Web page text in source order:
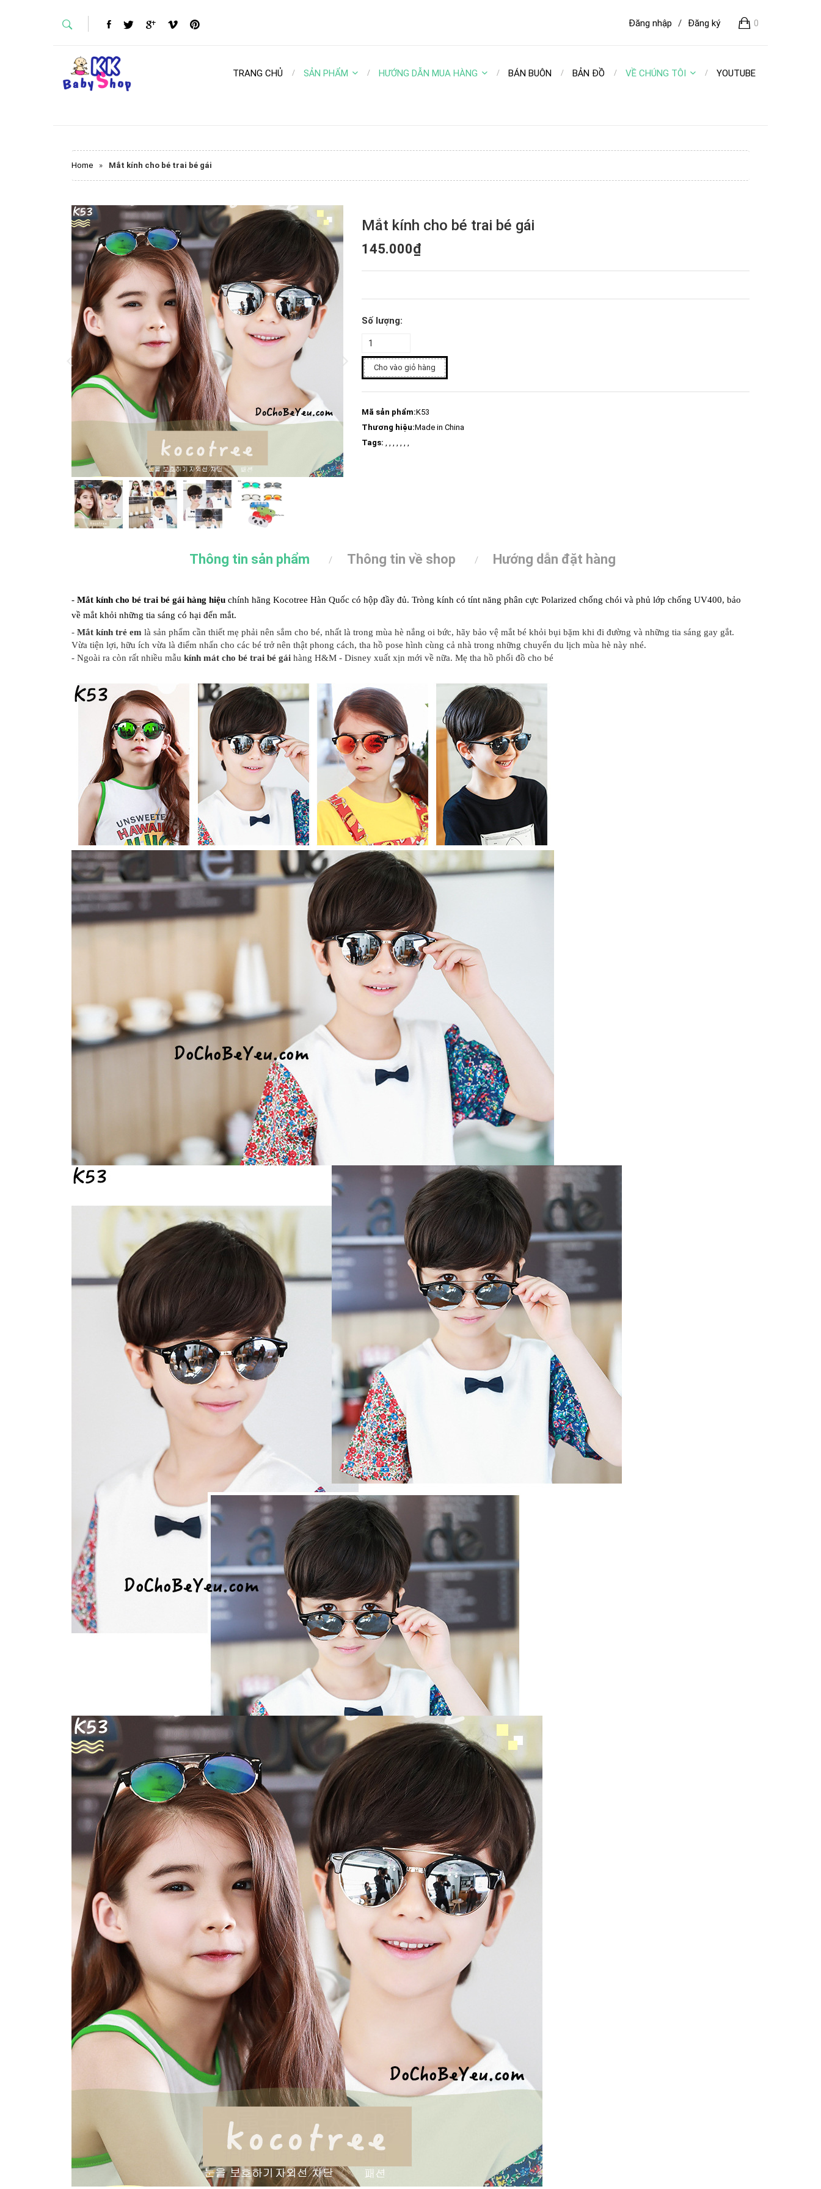
0
Đăng ký
/
Đăng nhập
TRANG CHỦ SẢN PHẨM HƯỚNG DẪN MUA HÀNG BÁN BUÔN BẢN ĐỒ VỀ CHÚNG TÔI YOUTUBE
Home » Mắt kính cho bé trai bé gái
Mắt kính cho bé trai bé gái
145.000₫
Số lượng:
Cho vào giỏ hàng
Mã sản phẩm:K53
Thương hiệu:Made in China
Tags: , , , , , , ,
Thông tin sản phẩm Thông tin về shop Hướng dẫn đặt hàng
- Mắt kính cho bé trai bé gái hàng hiệu chính hãng Kocotree Hàn Quốc có hộp đầy đủ. Tròng kính có tínt năng phân cực Polarized chống chói và phủ lớp chống UV400, bảo
về mắt khỏi những tia sáng có hại đến mắt.
- Mắt kính trẻ em là sản phẩm cần thiết mẹ phải nên sắm cho bé, nhất là trong mùa hè nắng oi bức, hãy bảo vệ mắt bé khỏi bụi bặm khi đi đường và những tia sáng gay gắt.
Vừa tiện lợi, hữu ích vừa là điểm nhấn cho các bé trở nên thật phong cách, tha hồ pose hình cùng cả nhà trong những chuyến du lịch mùa hè này nhé.
- Ngoài ra còn rất nhiều mẫu kính mát cho bé trai bé gái hàng H&M - Disney xuất xịn mới về nữa. Mẹ tha hồ phối đồ cho bé